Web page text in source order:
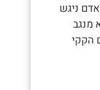
ניגש
מנגב
הקקי